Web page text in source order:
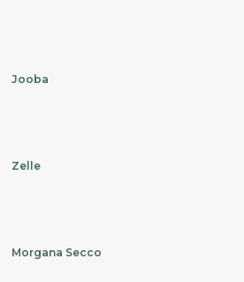
Jooba
Zelle
Morgana Secco